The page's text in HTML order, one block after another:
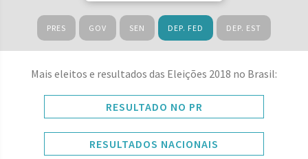
PRES GOV SEN DEP. FED DEP. EST
Mais eleitos e resultados das Eleições 2018 no Brasil:
RESULTADO NO PR
RESULTADOS NACIONAIS